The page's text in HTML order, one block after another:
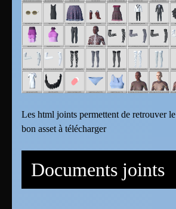
Les html joints permettent de retrouver le
bon asset à télécharger
Documents joints